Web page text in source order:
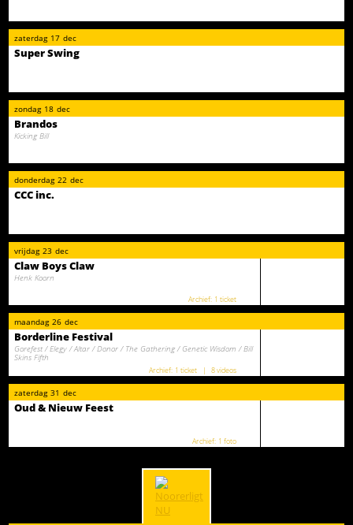
zaterdag 17 dec
Super Swing
zondag 18 dec
Brandos
Kicking Bill
donderdag 22 dec
CCC inc.
vrijdag 23 dec
Claw Boys Claw
Henk Koorn
1 ticket
maandag 26 dec
Borderline Festival
Gorefest / Elegy / Altar / Donor / The Gathering / Genetic Wisdom / Bill
Skins Fifth
1 ticket 8 videos
zaterdag 31 dec
Oud & Nieuw Feest
1 foto